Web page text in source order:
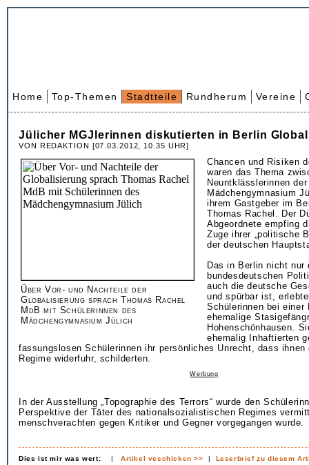
Home Top-Themen Stadtteile Rundherum Vereine
Jülicher MGJlerinnen diskutierten in Berlin
VON REDAKTION [07.03.2012, 10.35 UHR]
Über Vor- und Nachteile der
Globalisierung sprach Thomas Rachel
MdB mit Schülerinnen des
Mädchengymnasium Jülich
Chancen und Risiken
waren das Thema
Neuntklässlerinnen
Mädchengymnasium
ihrem Gastgeber im
Thomas Rachel. Der
Abgeordnete empfing
Zuge ihrer „politische
der deutschen
Das in Berlin nicht nur
bundesdeutschen
auch die deutsche
und spürbar ist,
Schülerinnen bei einer
ehemalige
Hohenschönhausen.
ehemalig Inhaftierten
fassungslosen Schülerinnen ihr persönliches Unrecht, dass ihnen
Regime widerfuhr, schilderten.
Werbung
In der Ausstellung „Topographie des Terrors“ wurde den
Perspektive der Täter des nationalsozialistischen Regimes
menschverachten gegen Kritiker und Gegner vorgegangen wurde.
Dies ist mir was wert: |Artikel veschicken >> | Leserbrief zu diesem